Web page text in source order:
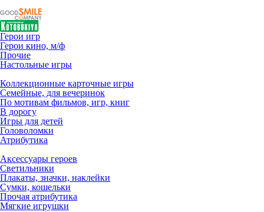
Герои игр
Герои кино, м/ф
Прочие
Настольные игры
Коллекционные карточные игры
Семейные, для вечеринок
По мотивам фильмов, игр, книг
В дорогу
Игры для детей
Головоломки
Атрибутика
Аксессуары героев
Светильники
Плакаты, значки, наклейки
Сумки, кошельки
Прочая атрибутика
Мягкие игрушки